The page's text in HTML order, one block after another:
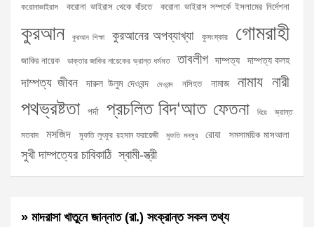
করোনাভাইরাস করোনা ভাইরাস থেকে বাঁচতে করোনা ভাইরাস সম্পর্কে ইসলামের নির্দেশনা
কুরআন কুরআন শিক্ষা কুরআনের অপব্যাখ্যা কুসংস্কার গোমরাহী
জাকির নায়েক ডাক্তার জাকির নায়েকের ভ্রান্ত ধর্মমত তাবলীগ দাম্পত্য দাম্পত্য কলহ
দাম্পত্য জীবন দারুল উলুম দেওবন্দ দেওবন্দ নসিহত নামাজ নামায নারী
পথভ্রষ্টতা পর্দা প্রচলিত বিদ‘আত ফেতনা বিয়ে ভ্রান্ত
মতবাদ মসজিদ মুফতি লুৎফুর রহমান ফরায়েজী মুফতি মনসুর রোযা সমসাময়িক মাসআলা
সুখী দাম্পত্যের চাবিকাঠি স্বামী-স্ত্রী
» মাদরাসা খাতুনে জান্নাত (রা.) সংক্রান্ত সকল তথ্য